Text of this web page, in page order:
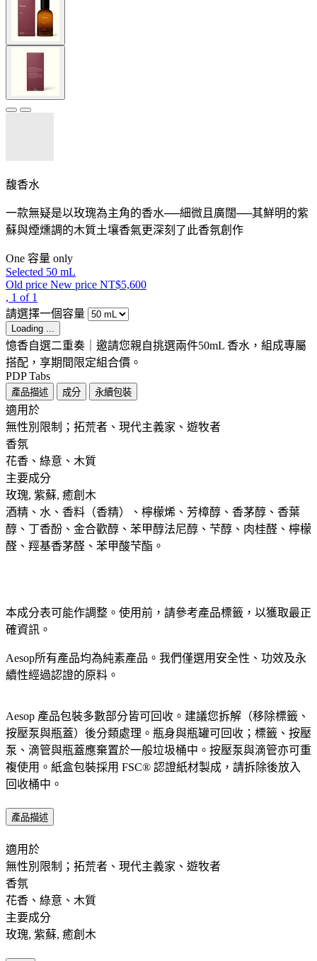
馥香水
一款無疑是以玫瑰為主角的香水──細微且廣闊──其鮮明的紫
蘇與煙燻調的木質土壤香氣更深刻了此香氛創作
One 容量 only
Selected 50 mL
Old price New price NT$5,600
, 1 of 1
請選擇一個容量
Loading ...
憶香自選二重奏｜邀請您親自挑選兩件50mL 香水，組成專屬
搭配，享期間限定組合價。
PDP Tabs
產品描述 成分 永續包裝
適用於 ​ ​
無性別限制；拓荒者、現代主義家、遊牧者
香氛 ​
花香、綠意、木質
主要成分 ​
玫瑰, 紫蘇, 癒創木
酒精、水、香料（香精）、檸檬烯、芳樟醇、香茅醇、香葉
醇、丁香酚、金合歡醇、苯甲醇法尼醇、芐醇、肉桂醛、檸檬
醛、羥基香茅醛、苯甲酸芐酯。
本成分表可能作調整。使用前，請參考產品標籤，以獲取最正
確資訊。​
Aesop所有產品均為純素產品。我們僅選用安全性、功效及永
續性經過認證的原料。​
Aesop 產品包裝多數部分皆可回收。建議您拆解（移除標籤、
按壓泵與瓶蓋）後分類處理。瓶身與瓶罐可回收；標籤、按壓
泵、滴管與瓶蓋應棄置於一般垃圾桶中。按壓泵與滴管亦可重
複使用。紙盒包裝採用 FSC® 認證紙材製成，請拆除後放入
回收桶中。​
產品描述
適用於 ​ ​
無性別限制；拓荒者、現代主義家、遊牧者
香氛 ​
花香、綠意、木質
主要成分 ​
玫瑰, 紫蘇, 癒創木